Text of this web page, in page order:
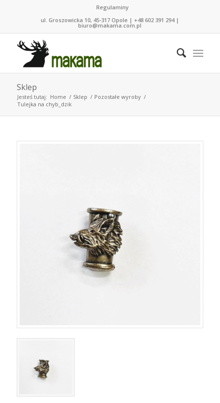
Regulaminy
ul. Groszowicka 10, 45-317 Opole | +48 602 391 294 |
biuro@makama.com.pl
Sklep
Jesteś tutaj: Home / Sklep / Pozostałe wyroby /
Tulejka na chyb_dzik